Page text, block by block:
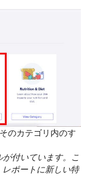
のカテゴリ内のす
付いています。こ
ポートに新しい特